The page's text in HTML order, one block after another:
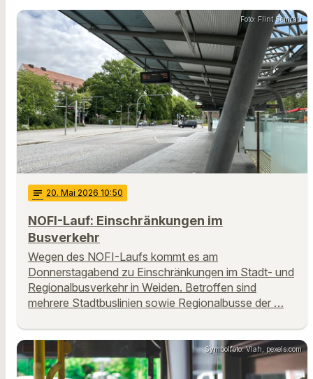
Foto: Flint Semrau
notes 20. Mai 2026 10:50
NOFI-Lauf: Einschränkungen im
Busverkehr
Wegen des NOFI-Laufs kommt es am
Donnerstagabend zu Einschränkungen im Stadt- und
Regionalbusverkehr in Weiden. Betroffen sind
mehrere Stadtbuslinien sowie Regionalbusse der …
Symbolfoto: Vlah, pexels.com